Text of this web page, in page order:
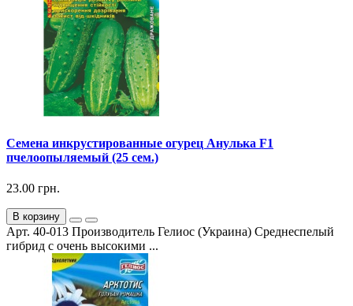
Семена инкрустированные огурец Анулька F1
пчелоопыляемый (25 сем.)
23.00 грн.
В корзину
Арт. 40-013 Производитель Гелиос (Украина) Среднеспелый
гибрид с очень высокими ...